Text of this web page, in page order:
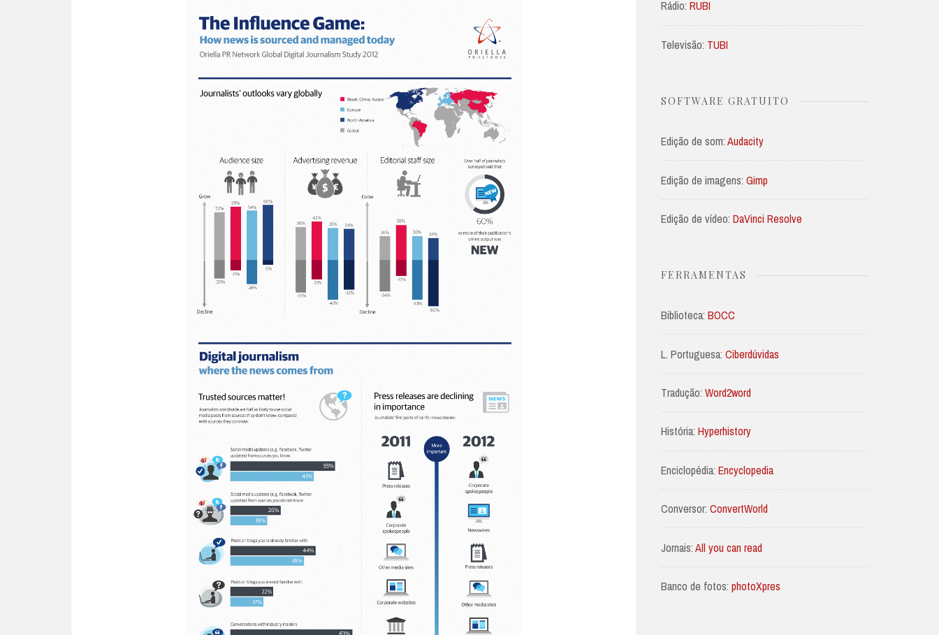
Rádio: RUBI
Televisão: TUBI
SOFTWARE GRATUITO
Edição de som:Audacity
Edição de imagens: Gimp
Edição de vídeo: DaVinci Resolve
FERRAMENTAS
Biblioteca: BOCC
L. Portuguesa: Ciberdúvidas
Tradução: Word2word
História: Hyperhistory
Enciclopédia: Encyclopedia
Conversor: ConvertWorld
Jornais:All you can read
Banco de fotos: photoXpres